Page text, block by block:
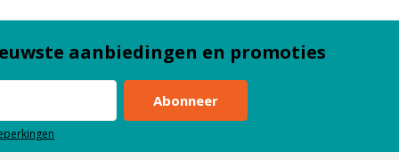
aanbiedingen en promoties
Abonneer